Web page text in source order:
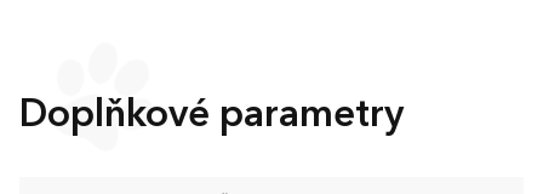
Doplňkové parametry